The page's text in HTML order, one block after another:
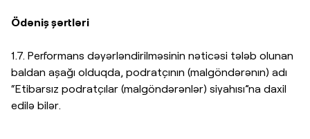
Ödəniş şərtləri
1.7. Performans dəyərləndirilməsinin nəticəsi tələb olunan
baldan aşağı olduqda, podratçının (malgöndərənın) adı
“Etibarsız podratçılar (malgöndərənlər) siyahısı”na daxil
edilə bilər.